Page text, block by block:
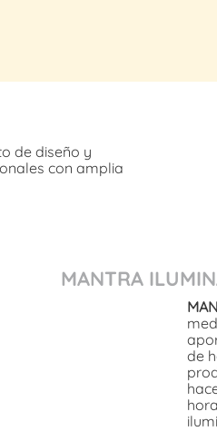
de diseño y
con amplia
MANTRA
de